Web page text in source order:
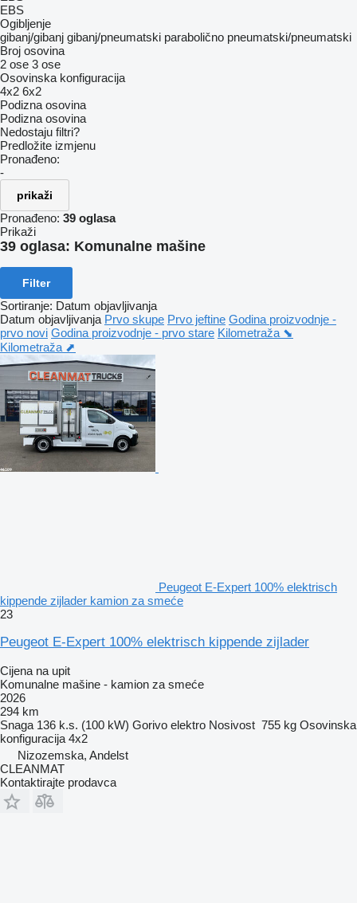
EBS
Ogibljenje
gibanj/gibanj gibanj/pneumatski parabolično pneumatski/pneumatski
Broj osovina
2 ose 3 ose
Osovinska konfiguracija
4x2 6x2
Podizna osovina
Podizna osovina
Nedostaju filtri?
Predložite izmjenu
Pronađeno:
-
prikaži
Pronađeno: 39 oglasa
Prikaži
39 oglasa: Komunalne mašine
Filter
Sortiranje: Datum objavljivanja
Datum objavljivanja Prvo skupe Prvo jeftine Godina proizvodnje -
prvo novi Godina proizvodnje - prvo stare Kilometraža ⬊
Kilometraža ⬈
Peugeot E-Expert 100% elektrisch
kippende zijlader kamion za smeće
23
Peugeot E-Expert 100% elektrisch kippende zijlader
Cijena na upit
Komunalne mašine - kamion za smeće
2026
294 km
Snaga 136 k.s. (100 kW) Gorivo elektro Nosivost 755 kg Osovinska
konfiguracija 4x2
Nizozemska, Andelst
CLEANMAT
Kontaktirajte prodavca